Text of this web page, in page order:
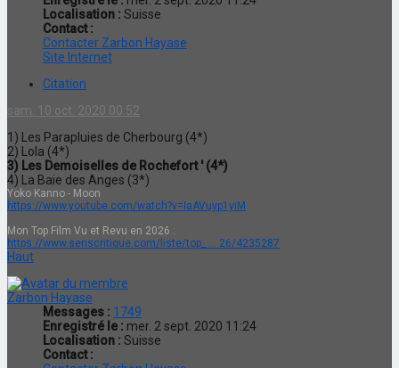
Localisation : Suisse
Contact :
Contacter Zarbon Hayase
Site Internet
Citation
sam. 10 oct. 2020 00:52
1) Les Parapluies de Cherbourg (4*)
2) Lola (4*)
3) Les Demoiselles de Rochefort ' (4*)
4) La Baie des Anges (3*)
Yoko Kanno - Moon
https://www.youtube.com/watch?v=IaAVuyp1yiM
Mon Top Film Vu et Revu en 2026 :
https://www.senscritique.com/liste/top_ ... 26/4235287
Haut
Zarbon Hayase
Messages : 1749
Enregistré le : mer. 2 sept. 2020 11:24
Localisation : Suisse
Contact :